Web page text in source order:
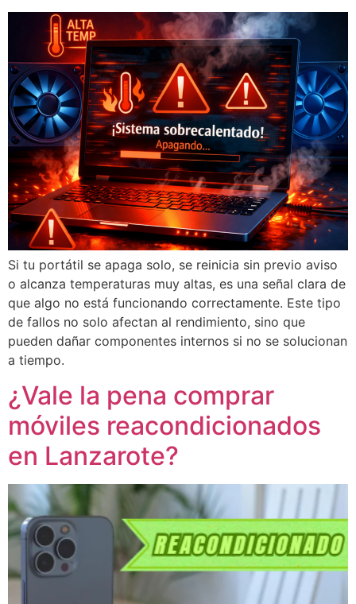
Si tu portátil se apaga solo, se reinicia sin previo aviso
o alcanza temperaturas muy altas, es una señal clara de
que algo no está funcionando correctamente. Este tipo
de fallos no solo afectan al rendimiento, sino que
pueden dañar componentes internos si no se solucionan
a tiempo.
¿Vale la pena comprar
móviles reacondicionados
en Lanzarote?